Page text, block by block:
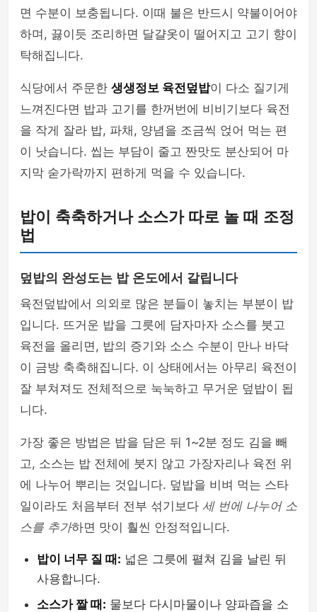
면 수분이 보충됩니다. 이때 불은 반드시 약불이어야
하며, 끓이듯 조리하면 달걀옷이 떨어지고 고기 향이
탁해집니다.
식당에서 주문한 생생정보 육전덮밥이 다소 질기게
느껴진다면 밥과 고기를 한꺼번에 비비기보다 육전
을 작게 잘라 밥, 파채, 양념을 조금씩 얹어 먹는 편
이 낫습니다. 씹는 부담이 줄고 짠맛도 분산되어 마
지막 숟가락까지 편하게 먹을 수 있습니다.
밥이 축축하거나 소스가 따로 놀 때 조정
법
덮밥의 완성도는 밥 온도에서 갈립니다
육전덮밥에서 의외로 많은 분들이 놓치는 부분이 밥
입니다. 뜨거운 밥을 그릇에 담자마자 소스를 붓고
육전을 올리면, 밥의 증기와 소스 수분이 만나 바닥
이 금방 축축해집니다. 이 상태에서는 아무리 육전이
잘 부쳐져도 전체적으로 눅눅하고 무거운 덮밥이 됩
니다.
가장 좋은 방법은 밥을 담은 뒤 1~2분 정도 김을 빼
고, 소스는 밥 전체에 붓지 않고 가장자리나 육전 위
에 나누어 뿌리는 것입니다. 덮밥을 비벼 먹는 스타
일이라도 처음부터 전부 섞기보다 세 번에 나누어 소
스를 추가하면 맛이 훨씬 안정적입니다.
밥이 너무 질 때: 넓은 그릇에 펼쳐 김을 날린 뒤
사용합니다.
소스가 짤 때: 물보다 다시마물이나 양파즙을 소